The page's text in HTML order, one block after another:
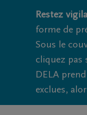
Restez
forme de
Sous le
cliquez pas
DELA
exclues,